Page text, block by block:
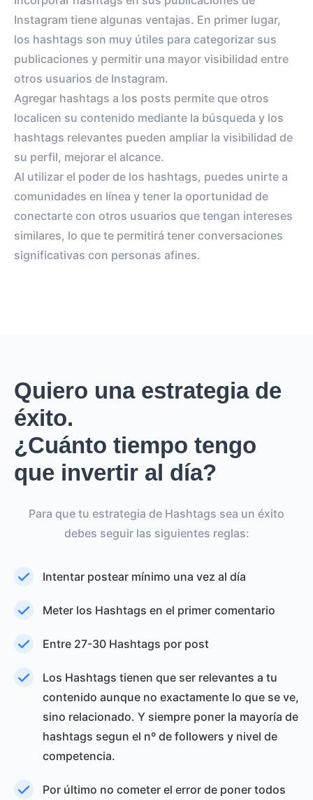
Instagram tiene algunas ventajas. En primer lugar,
los hashtags son muy útiles para categorizar sus
publicaciones y permitir una mayor visibilidad entre
otros usuarios de Instagram.
Agregar hashtags a los posts permite que otros
localicen su contenido mediante la búsqueda y los
hashtags relevantes pueden ampliar la visibilidad de
su perfil, mejorar el alcance.
Al utilizar el poder de los hashtags, puedes unirte a
comunidades en línea y tener la oportunidad de
conectarte con otros usuarios que tengan intereses
similares, lo que te permitirá tener conversaciones
significativas con personas afines.
Quiero una estrategia de
éxito.
¿Cuánto tiempo tengo
que invertir al día?
Para que tu estrategia de Hashtags sea un éxito
debes seguir las siguientes reglas:
Intentar postear mínimo una vez al día
Meter los Hashtags en el primer comentario
Entre 27-30 Hashtags por post
Los Hashtags tienen que ser relevantes a tu
contenido aunque no exactamente lo que se ve,
sino relacionado. Y siempre poner la mayoría de
hashtags segun el nº de followers y nivel de
competencia.
Por último no cometer el error de poner todos